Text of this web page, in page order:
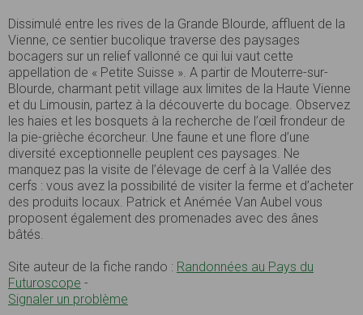
Dissimulé entre les rives de la Grande Blourde, affluent de la
Vienne, ce sentier bucolique traverse des paysages
bocagers sur un relief vallonné ce qui lui vaut cette
appellation de « Petite Suisse ». A partir de Mouterre-sur-
Blourde, charmant petit village aux limites de la Haute Vienne
et du Limousin, partez à la découverte du bocage. Observez
les haies et les bosquets à la recherche de l’œil frondeur de
la pie-grièche écorcheur. Une faune et une flore d’une
diversité exceptionnelle peuplent ces paysages. Ne
manquez pas la visite de l’élevage de cerf à la Vallée des
cerfs : vous avez la possibilité de visiter la ferme et d’acheter
des produits locaux. Patrick et Anémée Van Aubel vous
proposent également des promenades avec des ânes
bâtés.
Site auteur de la fiche rando : Randonnées au Pays du
Futuroscope -
Signaler un problème